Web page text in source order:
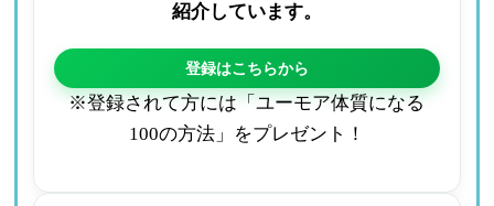
紹介しています。
登録はこちらから
※登録されて方には「ユーモア体質になる
100の方法」をプレゼント！